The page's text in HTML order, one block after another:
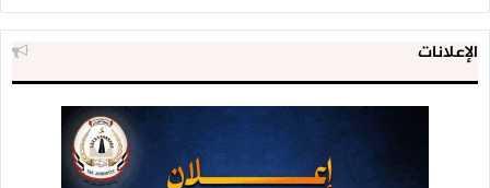
الإعلانات